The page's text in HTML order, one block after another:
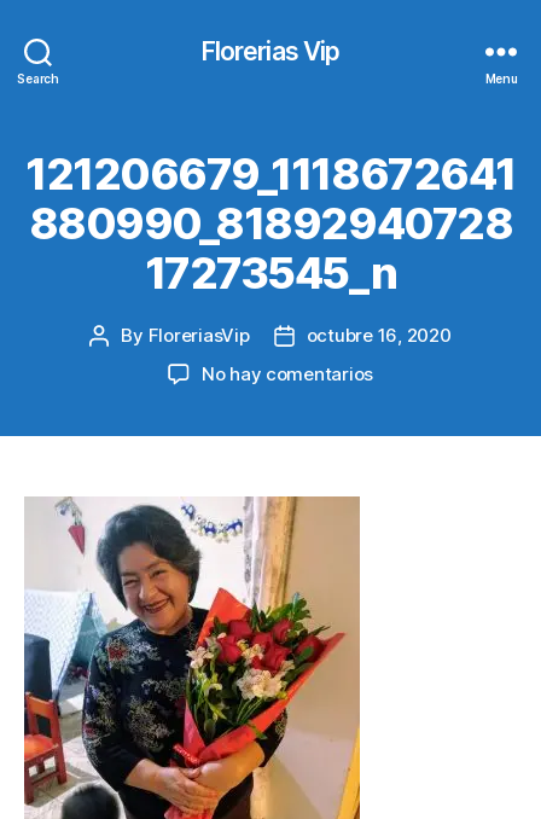
Search
Florerias Vip
Menu
121206679_1118672641
880990_81892940728
17273545_n
Post
By FloreriasVip
Postoctubre 16, 2020
No hay comentariosen